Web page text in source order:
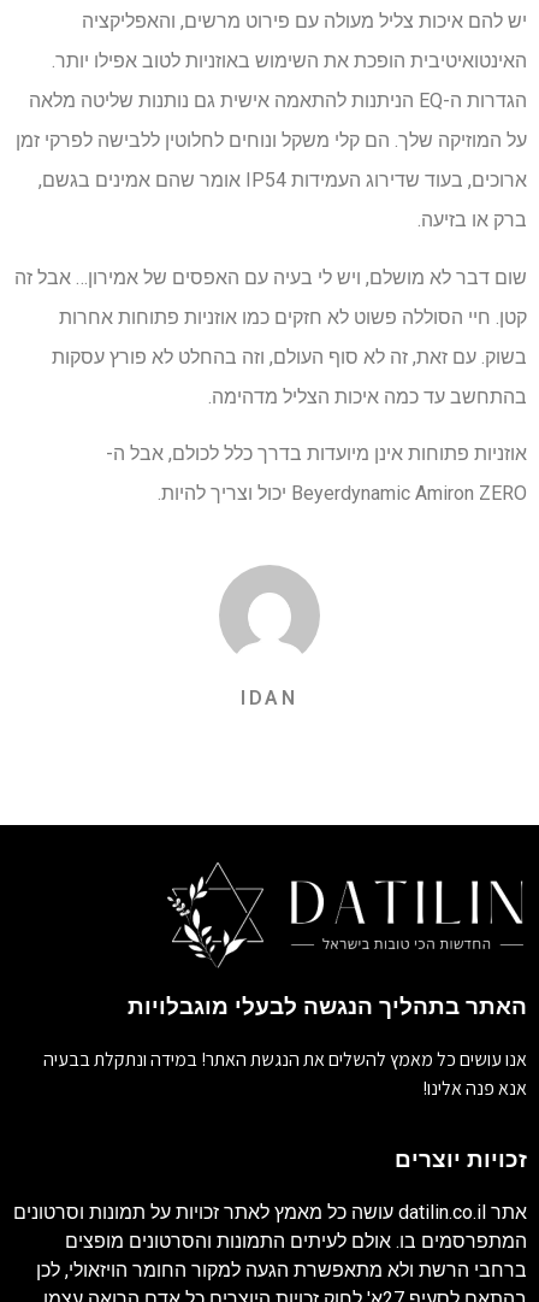
יש להם איכות צליל מעולה עם פירוט מרשים, והאפליקציה
האינטואיטיבית הופכת את השימוש באוזניות לטוב אפילו יותר.
הגדרות ה-EQ הניתנות להתאמה אישית גם נותנות שליטה מלאה
על המוזיקה שלך. הם קלי משקל ונוחים לחלוטין ללבישה לפרקי זמן
ארוכים, בעוד שדירוג העמידות IP54 אומר שהם אמינים בגשם,
ברק או בזיעה.
שום דבר לא מושלם, ויש לי בעיה עם האפסים של אמירון… אבל זה
קטן. חיי הסוללה פשוט לא חזקים כמו אוזניות פתוחות אחרות
בשוק. עם זאת, זה לא סוף העולם, וזה בהחלט לא פורץ עסקות
בהתחשב עד כמה איכות הצליל מדהימה.
אוזניות פתוחות אינן מיועדות בדרך כלל לכולם, אבל ה-
Beyerdynamic Amiron ZERO יכול וצריך להיות.
IDAN
האתר בתהליך הנגשה לבעלי מוגבלויות
אנו עושים כל מאמץ להשלים את הנגשת האתר! במידה ונתקלת בבעיה
אנא פנה אלינו!
זכויות יוצרים
אתר datilin.co.il עושה כל מאמץ לאתר זכויות על תמונות וסרטונים
המתפרסמים בו. אולם לעיתים התמונות והסרטונים מופצים
ברחבי הרשת ולא מתאפשרת הגעה למקור החומר הויזאולי, לכן